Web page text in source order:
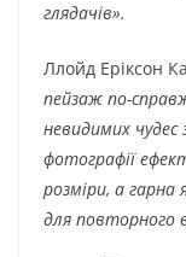
глядачів».
Ллойд Еріксон
пейзаж по-
невидимих чудес
фотографії
розміри, а гарна
для повторного